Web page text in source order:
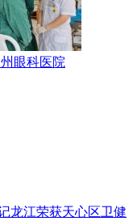
眼科医院
龙江荣获天心区卫健